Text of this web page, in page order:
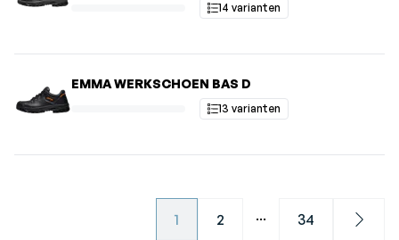
14 varianten
EMMA WERKSCHOEN BAS D
13 varianten
1 2 ... 34 Next